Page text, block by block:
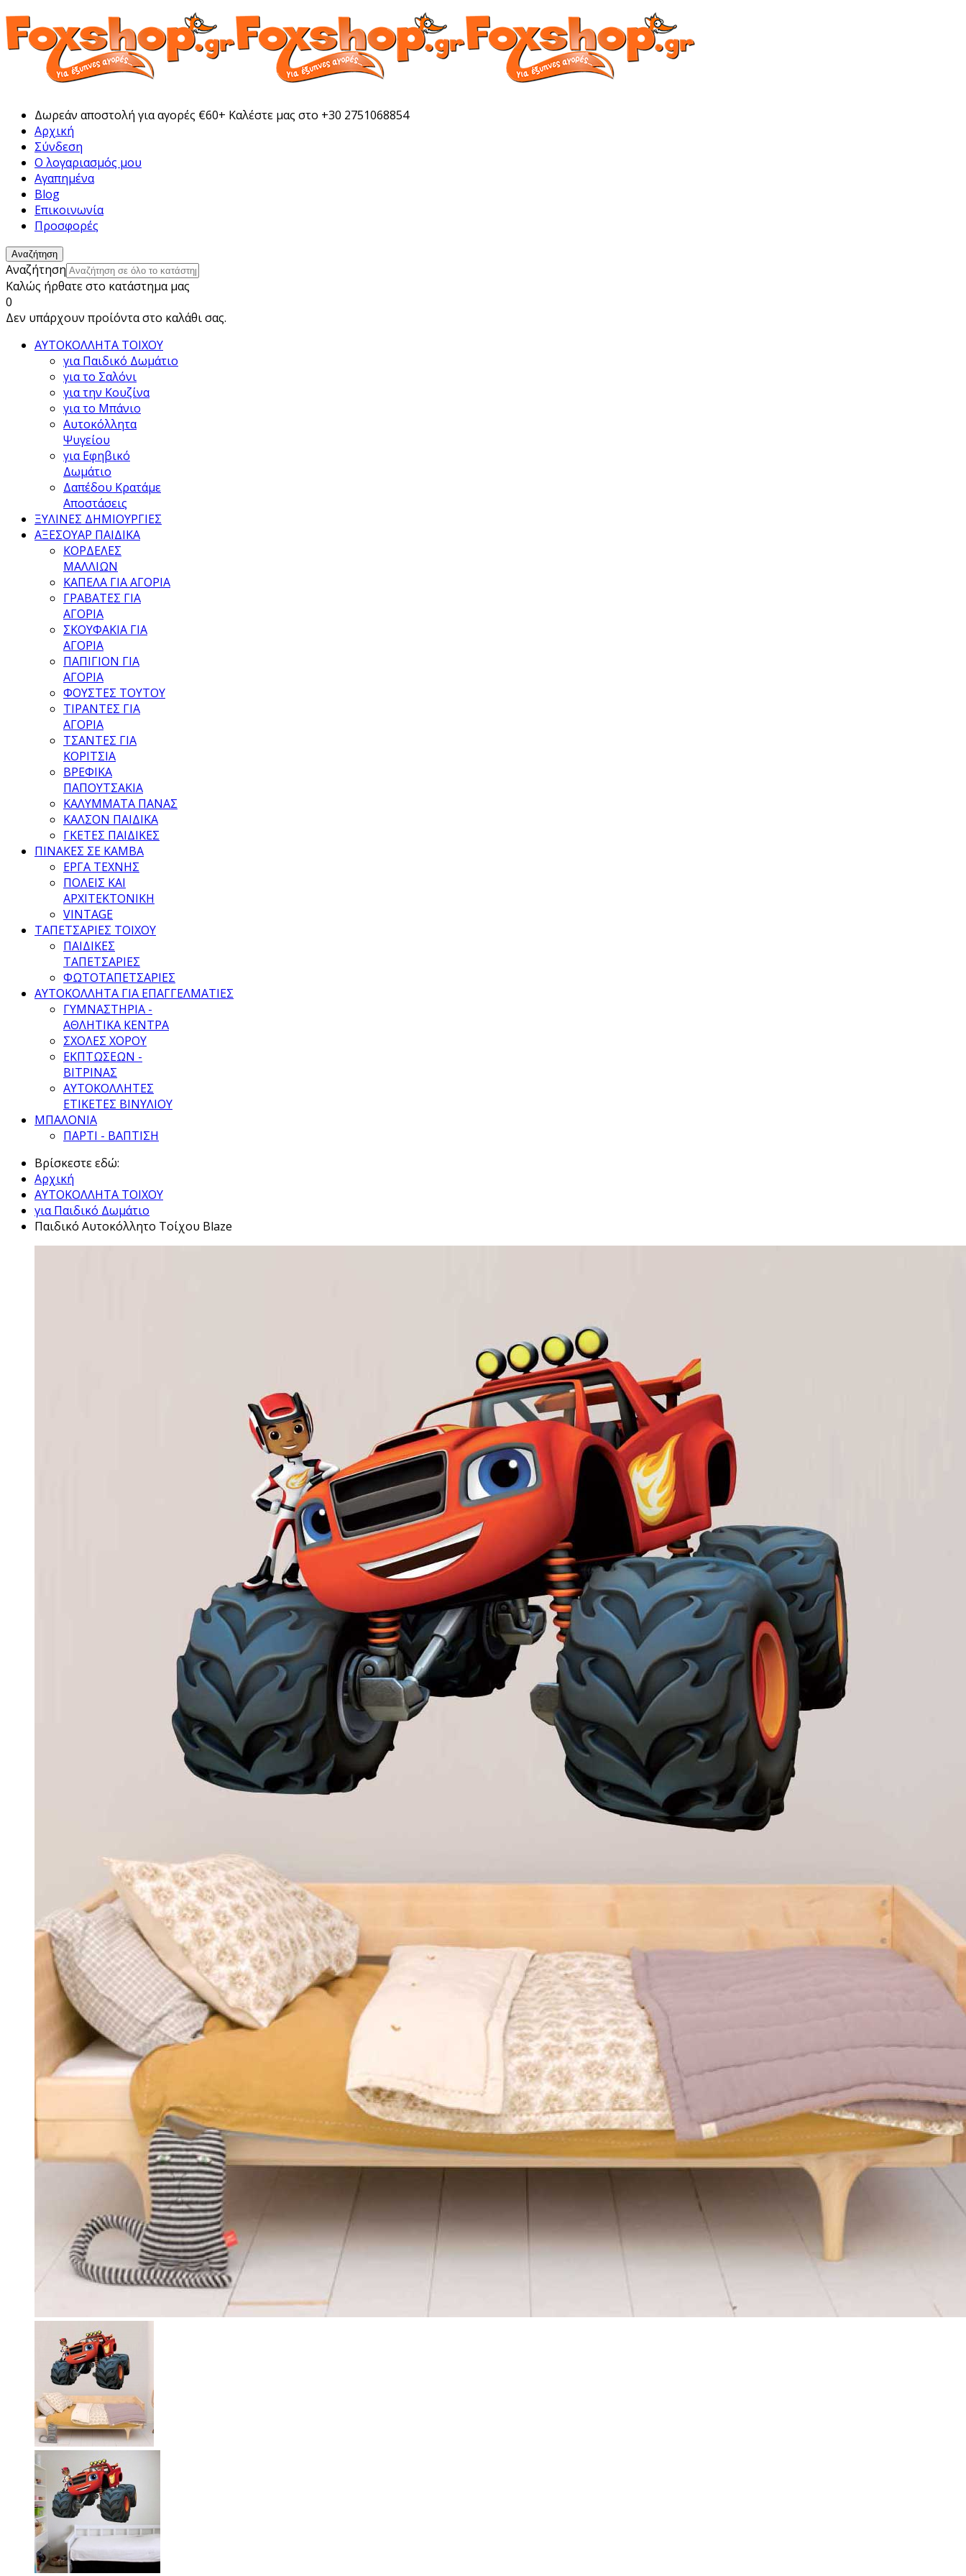
Δωρεάν αποστολή για αγορές €60+ Καλέστε μας στο +30 2751068854
Αρχική
Σύνδεση
Ο λογαριασμός μου
Αγαπημένα
Blog
Επικοινωνία
Προσφορές
Αναζήτηση
Αναζήτηση
Καλώς ήρθατε στο κατάστημα μας
0
Δεν υπάρχουν προίόντα στο καλάθι σας.
ΑΥΤΟΚΟΛΛΗΤΑ ΤΟΙΧΟΥ
για Παιδικό Δωμάτιο
για το Σαλόνι
για την Κουζίνα
για το Μπάνιο
Αυτοκόλλητα
Ψυγείου
για Εφηβικό
Δωμάτιο
Δαπέδου Κρατάμε
Αποστάσεις
ΞΥΛΙΝΕΣ ΔΗΜΙΟΥΡΓΙΕΣ
ΑΞΕΣΟΥΑΡ ΠΑΙΔΙΚΑ
ΚΟΡΔΕΛΕΣ
ΜΑΛΛΙΩΝ
ΚΑΠΕΛΑ ΓΙΑ ΑΓΟΡΙΑ
ΓΡΑΒΑΤΕΣ ΓΙΑ
ΑΓΟΡΙΑ
ΣΚΟΥΦΑΚΙΑ ΓΙΑ
ΑΓΟΡΙΑ
ΠΑΠΙΓΙΟΝ ΓΙΑ
ΑΓΟΡΙΑ
ΦΟΥΣΤΕΣ ΤΟΥΤΟΥ
ΤΙΡΑΝΤΕΣ ΓΙΑ
ΑΓΟΡΙΑ
ΤΣΑΝΤΕΣ ΓΙΑ
ΚΟΡΙΤΣΙΑ
ΒΡΕΦΙΚΑ
ΠΑΠΟΥΤΣΑΚΙΑ
ΚΑΛΥΜΜΑΤΑ ΠΑΝΑΣ
ΚΑΛΣΟΝ ΠΑΙΔΙΚΑ
ΓΚΕΤΕΣ ΠΑΙΔΙΚΕΣ
ΠΙΝΑΚΕΣ ΣΕ ΚΑΜΒΑ
ΕΡΓΑ ΤΕΧΝΗΣ
ΠΟΛΕΙΣ ΚΑΙ
ΑΡΧΙΤΕΚΤΟΝΙΚΗ
VINTAGE
ΤΑΠΕΤΣΑΡΙΕΣ ΤΟΙΧΟΥ
ΠΑΙΔΙΚΕΣ
ΤΑΠΕΤΣΑΡΙΕΣ
ΦΩΤΟΤΑΠΕΤΣΑΡΙΕΣ
ΑΥΤΟΚΟΛΛΗΤΑ ΓΙΑ ΕΠΑΓΓΕΛΜΑΤΙΕΣ
ΓΥΜΝΑΣΤΗΡΙΑ -
ΑΘΛΗΤΙΚΑ ΚΕΝΤΡΑ
ΣΧΟΛΕΣ ΧΟΡΟΥ
ΕΚΠΤΩΣΕΩΝ -
ΒΙΤΡΙΝΑΣ
ΑΥΤΟΚΟΛΛΗΤΕΣ
ΕΤΙΚΕΤΕΣ ΒΙΝΥΛΙΟΥ
ΜΠΑΛΟΝΙΑ
ΠΑΡΤΙ - ΒΑΠΤΙΣΗ
Βρίσκεστε εδώ:
Αρχική
ΑΥΤΟΚΟΛΛΗΤΑ ΤΟΙΧΟΥ
για Παιδικό Δωμάτιο
Παιδικό Αυτοκόλλητο Τοίχου Blaze